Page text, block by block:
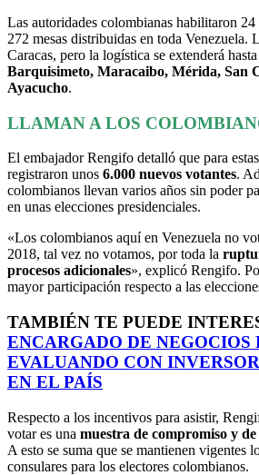
Las autoridades colombianas habilitaron 24
272 mesas distribuidas en toda Venezuela.
Caracas, pero la logística se extenderá hasta
Barquisimeto, Maracaibo, Mérida, San
Ayacucho.
LLAMAN A LOS
El embajador Rengifo detalló que para
registraron unos 6.000 nuevos votantes.
colombianos llevan varios años sin poder
en unas elecciones presidenciales.
«Los colombianos aquí en Venezuela no
2018, tal vez no votamos, por toda la
procesos adicionales», explicó Rengifo.
mayor participación respecto a las
TAMBIÉN TE PUEDE
ENCARGADO DE NEGOCIOS
EVALUANDO CON
EN EL PAÍS
Respecto a los incentivos para asistir,
votar es una muestra de compromiso y
A esto se suma que se mantienen vigentes
consulares para los electores colombianos.